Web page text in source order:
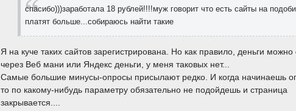
спасибо)))заработала 18 рублей!!!!муж говорит что есть сайты на
платят больше...собираюсь найти такие
Я на куче таких сайтов зарегистрирована. Но как правило, деньги можно
через Веб мани или Яндекс деньги, у меня таковых нет...
Самые большие минусы-опросы присылают редко. И когда начинаешь
то по какому-нибудь параметру обязательно не подойдешь и страница
закрывается....